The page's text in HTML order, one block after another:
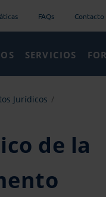
FAQs Contacto
SERVICIOS
Jurídicos
de la